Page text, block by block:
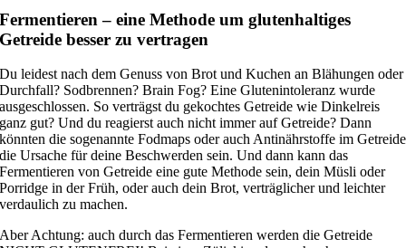
Fermentieren – eine Methode um glutenhaltiges
Getreide besser zu vertragen
Du leidest nach dem Genuss von Brot und Kuchen an Blähungen oder
Durchfall? Sodbrennen? Brain Fog? Eine Glutenintoleranz wurde
ausgeschlossen. So verträgst du gekochtes Getreide wie Dinkelreis
ganz gut? Und du reagierst auch nicht immer auf Getreide? Dann
könnten die sogenannte Fodmaps oder auch Antinährstoffe im Getreide
die Ursache für deine Beschwerden sein. Und dann kann das
Fermentieren von Getreide eine gute Methode sein, dein Müsli oder
Porridge in der Früh, oder auch dein Brot, verträglicher und leichter
verdaulich zu machen.
Aber Achtung: auch durch das Fermentieren werden die Getreide